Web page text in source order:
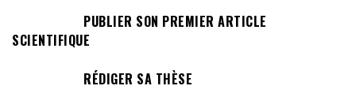
PUBLIER SON PREMIER ARTICLE
SCIENTIFIQUE
RÉDIGER SA THÈSE